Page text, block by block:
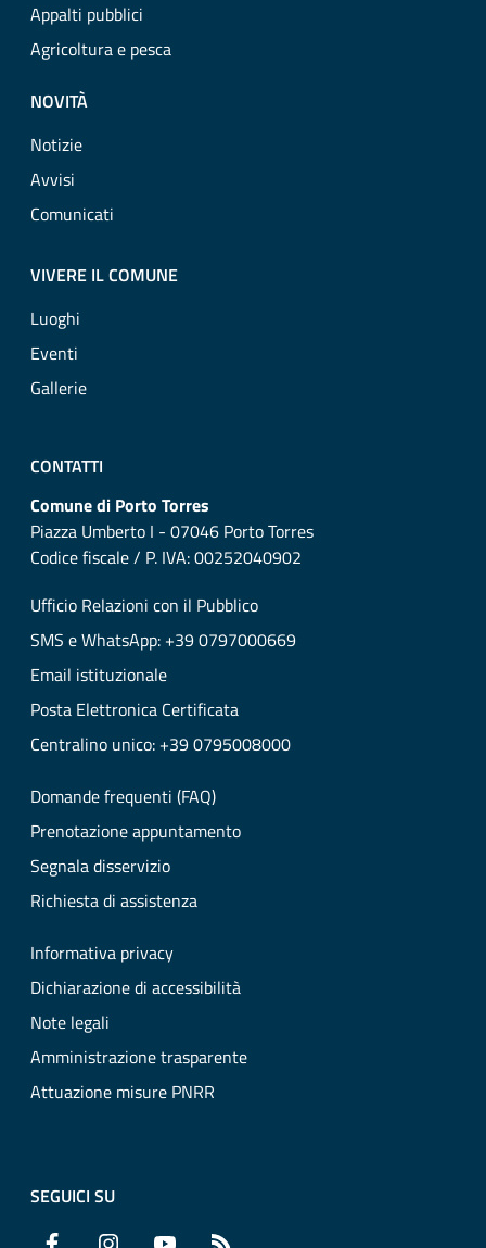
Appalti pubblici
Agricoltura e pesca
NOVITÀ
Notizie
Avvisi
Comunicati
VIVERE IL COMUNE
Luoghi
Eventi
Gallerie
CONTATTI
Comune di Porto Torres
Piazza Umberto I - 07046 Porto Torres
Codice fiscale / P. IVA: 00252040902
Ufficio Relazioni con il Pubblico
SMS e WhatsApp: +39 0797000669
Email istituzionale
Posta Elettronica Certificata
Centralino unico: +39 0795008000
Domande frequenti (FAQ)
Prenotazione appuntamento
Segnala disservizio
Richiesta di assistenza
Informativa privacy
Dichiarazione di accessibilità
Note legali
Amministrazione trasparente
Attuazione misure PNRR
SEGUICI SU
Facebook Instagram YouTube